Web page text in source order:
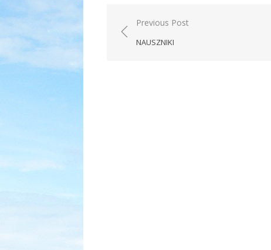
Nawigacja
wpisu
Previous Post
NAUSZNIKI